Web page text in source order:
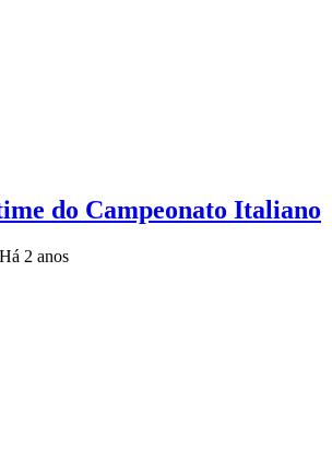
do Campeonato Italiano
Há 2 anos